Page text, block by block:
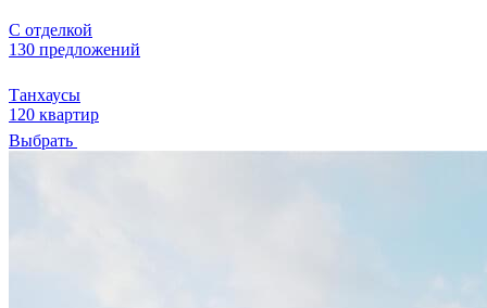
С отделкой
130 предложений
Танхаусы
120 квартир
Выбрать